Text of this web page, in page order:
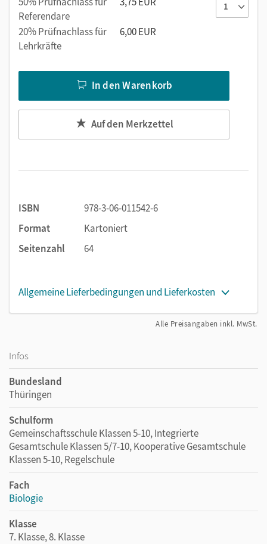
Referendare
20% Prüfnachlass für
Lehrkräfte
6,00 EUR
In den Warenkorb
Auf den Merkzettel
ISBN
978-3-06-011542-6
Format
Kartoniert
Seitenzahl
64
Allgemeine Lieferbedingungen und Lieferkosten
Alle Preisangaben inkl. MwSt.
Infos
Bundesland
Thüringen
Schulform
Gemeinschaftsschule Klassen 5-10, Integrierte
Gesamtschule Klassen 5/7-10, Kooperative Gesamtschule
Klassen 5-10, Regelschule
Fach
Biologie
Klasse
7. Klasse, 8. Klasse